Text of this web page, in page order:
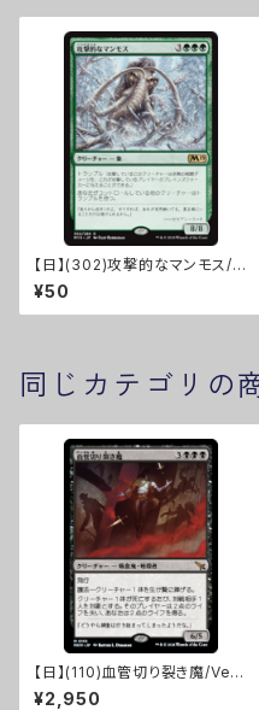
【日】(302)攻撃的なマンモス/A
ggressive Mammoth [M19]
¥50
同じカテゴリの
【日】(110)血管切り裂き魔/Vein
Ripper [MKM]
¥2,950